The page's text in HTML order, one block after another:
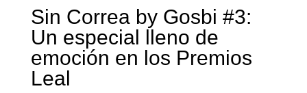
Sin Correa by Gosbi #3:
Un especial lleno de
emoción en los Premios
Leal